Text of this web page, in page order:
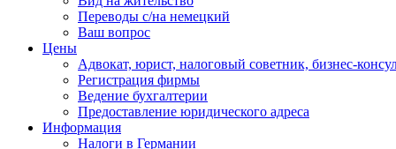
Переводы с/на немецкий
Ваш вопрос
Цены
Адвокат, юрист, налоговый советник, бизнес-
Регистрация фирмы
Ведение бухгалтерии
Предоставление юридического адреса
Информация
Налоги в Германии